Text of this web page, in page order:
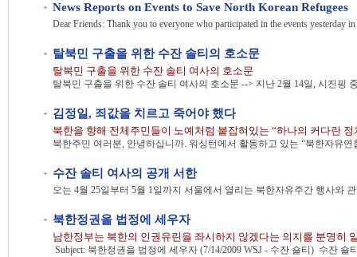
News Reports on Events to Save North Korean Refugees
탈북민 구출을 위한 수잔 솔티의 호소문
탈북민 구출을 위한 수잔 솔티 여사의 호소문
김정일, 죄값을 치르고 죽어야 했다
북한을 향해 전체주민들이 노예처럼 붙잡혀있는 “하나의 커다란 정
수잔 솔티 여사의 공개 서한
북한정권을 법정에 세우자
남한정부는 북한의 인권유린을 좌시하지 않겠다는 의지를 분명히